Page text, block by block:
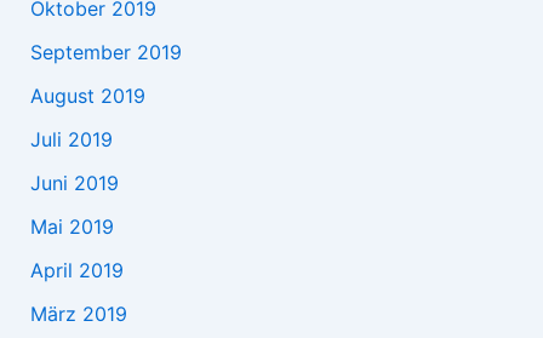
Oktober 2019
September 2019
August 2019
Juli 2019
Juni 2019
Mai 2019
April 2019
März 2019